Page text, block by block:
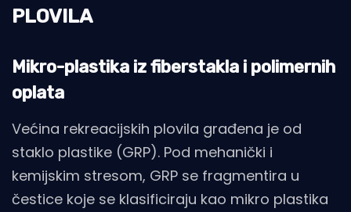
PLOVILA
Mikro-plastika iz fiberstakla i polimernih
oplata
Većina rekreacijskih plovila građena je od
staklo plastike (GRP). Pod mehanički i
kemijskim stresom, GRP se fragmentira u
čestice koje se klasificiraju kao mikro plastika